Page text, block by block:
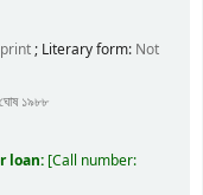
print ; Literary form: Not
১৯৮৮
loan: Call number: